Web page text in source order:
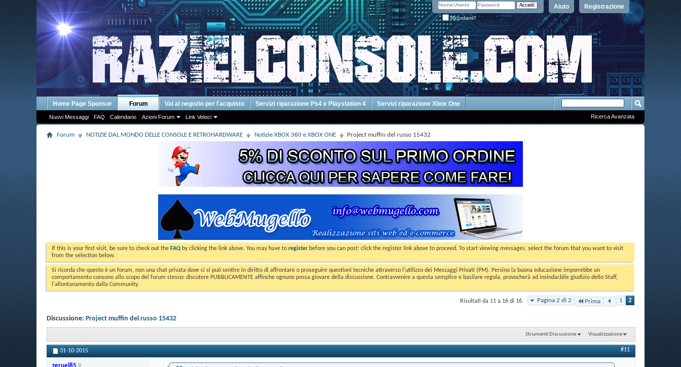
Registrazione
Aiuto
Ricordami?
Home Page Sponsor Forum
Nuovi Messaggi FAQ Calendario Azioni Forum Link Veloci
Vai al negozio per l'acquisto Servizi riparazione Ps4 e Playstation 4 Servizi riparazione Xbox One
Ricerca Avanzata
Forum NOTIZIE DAL MONDO DELLE CONSOLE E RETROHARDWARE Notizie XBOX 360 e XBOX ONE Project muffin del russo 15432
If this is your first visit, be sure to check out the FAQ by clicking the link above. You may have to register before you can post: click the register link above to proceed. To start viewing messages, select the forum that you want to visit
from the selection below.
Si ricorda che questo è un forum, non una chat privata dove ci si può sentire in diritto di affrontare o proseguire questioni tecniche attraverso l'utilizzo dei Messaggi Privati (PM). Persino la buona educazione imporrebbe un
comportamento consono allo scopo del forum stesso: discutere PUBBLICAMENTE affinche ognuno possa giovare della discussione. Contravvenire a questa semplice e basilare regola, provocherà ad insindacbile giudizio dello Staff,
l'allontanamento dalla Community.
Pagina 2 di 2 Prima 1 2
Risultati da 11 a 16 di 16
Discussione: Project muffin del russo 15432
Strumenti Discussione Visualizzazione
31-10-2015 #11